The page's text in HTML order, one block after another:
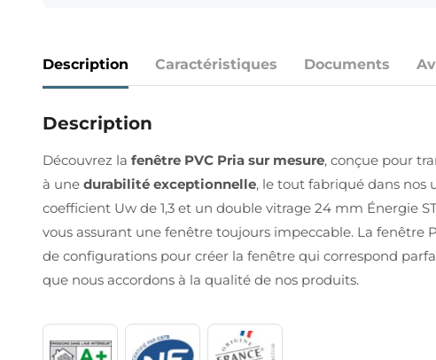
Description Caractéristiques Documents
Description
Découvrez la fenêtre PVC Pria sur mesure, conçue pour
à une durabilité exceptionnelle, le tout fabriqué dans nos
coefficient Uw de 1,3 et un double vitrage 24 mm Énergie
vous assurant une fenêtre toujours impeccable. La fenêtre
de configurations pour créer la fenêtre qui correspond
que nous accordons à la qualité de nos produits.